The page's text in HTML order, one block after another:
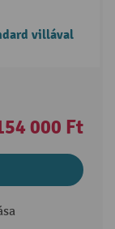
villával
000 Ft